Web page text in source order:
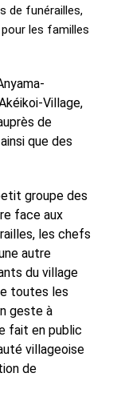
de funérailles,
les familles
Village,
de
que des
groupe des
face aux
les chefs
autre
du village
toutes les
geste à
fait en public
villageoise
de